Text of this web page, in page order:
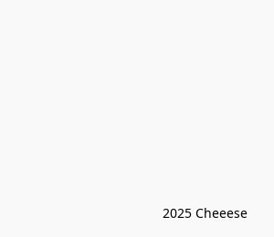
2025 Cheeese